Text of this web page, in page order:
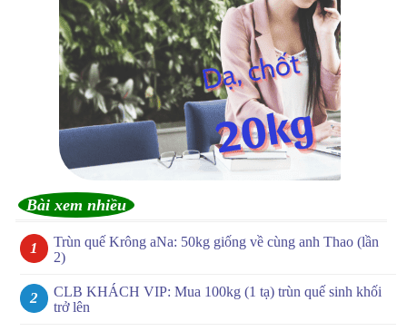
Bài xem nhiều
Trùn quế Krông aNa: 50kg giống về cùng anh Thao (lần
2)
CLB KHÁCH VIP: Mua 100kg (1 tạ) trùn quế sinh khối
trở lên